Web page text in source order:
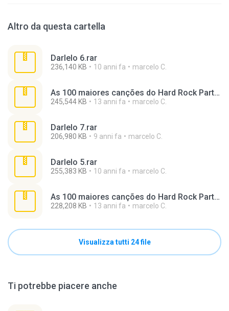
Altro da questa cartella
Darlelo 6.rar
236,140 KB 10 anni fa marcelo C.
As 100 maiores canções do Hard Rock Parte 1.rar
245,544 KB 13 anni fa marcelo C.
Darlelo 7.rar
206,980 KB 9 anni fa marcelo C.
Darlelo 5.rar
255,383 KB 10 anni fa marcelo C.
As 100 maiores canções do Hard Rock Parte 3.rar
228,208 KB 13 anni fa marcelo C.
Visualizza tutti 24 file
Ti potrebbe piacere anche